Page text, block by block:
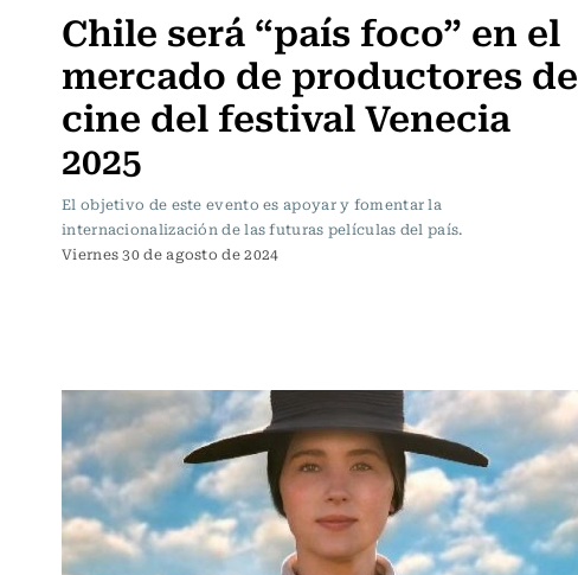
Chile será “país foco” en el
mercado de productores de
cine del festival Venecia
2025
El objetivo de este evento es apoyar y fomentar la
internacionalización de las futuras películas del país.
Viernes 30 de agosto de 2024